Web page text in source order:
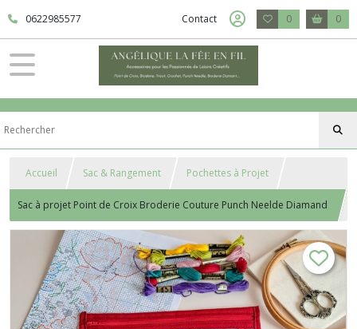
0622985577 Contact 0 0
Accueil Sac & Rangement Pochettes à Projet
Sac à projet Point de Croix Broderie Couture Punch Neelde Diamand
Painting - Alice rouge